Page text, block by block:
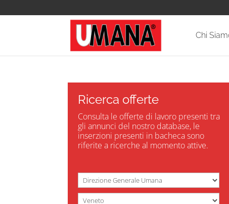
Chi
Ricerca offerte
Consulta le offerte di lavoro presenti tra
gli annunci del nostro database, le
inserzioni presenti in bacheca sono
riferite a ricerche al momento attive.